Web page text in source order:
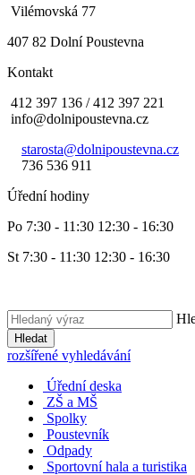
Vilémovská 77
407 82 Dolní Poustevna
Kontakt
412 397 136 / 412 397 221
info@dolnipoustevna.cz
starosta@dolnipoustevna.cz
736 536 911
Úřední hodiny
Po 7:30 - 11:30 12:30 - 16:30
St 7:30 - 11:30 12:30 - 16:30
Hledat
rozšířené vyhledávání
Úřední deska
ZŠ a MŠ
Spolky
Poustevník
Odpady
Sportovní hala a turistika